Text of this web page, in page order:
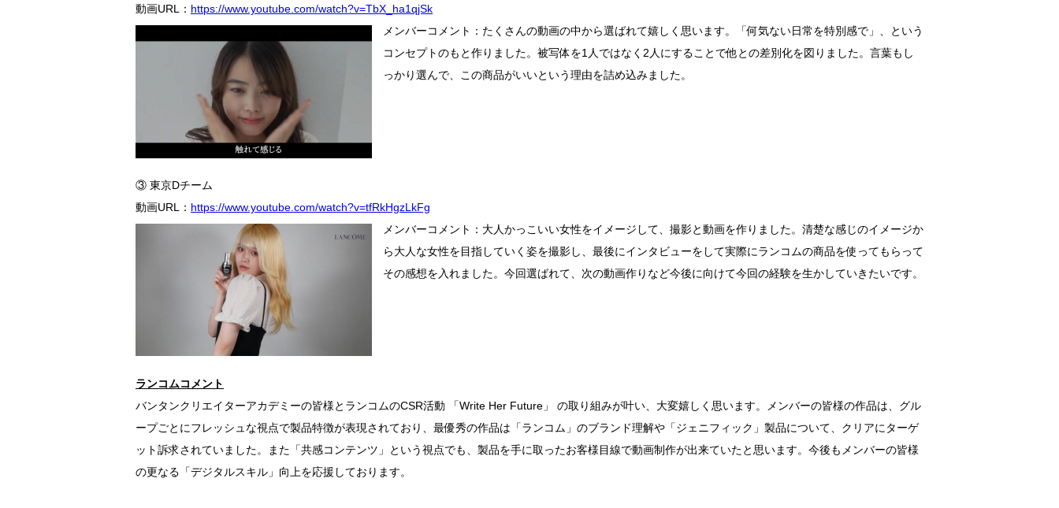
動画URL： https://www.youtube.com/watch?v=TbX_ha1qjSk
メンバーコメント：たくさんの動画の中から選ばれて嬉しく思います。「何気ない日常を特別感で」、という
コンセプトのもと作りました。被写体を1人ではなく2人にすることで他との差別化を図りました。言葉もし
っかり選んで、この商品がいいという理由を詰め込みました。
③ 東京Dチーム
動画URL： https://www.youtube.com/watch?v=tfRkHgzLkFg
メンバーコメント：大人かっこいい女性をイメージして、撮影と動画を作りました。清楚な感じのイメージか
ら大人な女性を目指していく姿を撮影し、最後にインタビューをして実際にランコムの商品を使ってもらって
その感想を入れました。今回選ばれて、次の動画作りなど今後に向けて今回の経験を生かしていきたいです。
ランコムコメント
バンタンクリエイターアカデミーの皆様とランコムのCSR活動 「Write Her Future」 の取り組みが叶い、大変嬉しく思います。メンバーの皆様の作品は、グル
ープごとにフレッシュな視点で製品特徴が表現されており、最優秀の作品は「ランコム」のブランド理解や「ジェニフィック」製品について、クリアにターゲ
ット訴求されていました。また「共感コンテンツ」という視点でも、製品を手に取ったお客様目線で動画制作が出来ていたと思います。今後もメンバーの皆様
の更なる「デジタルスキル」向上を応援しております。